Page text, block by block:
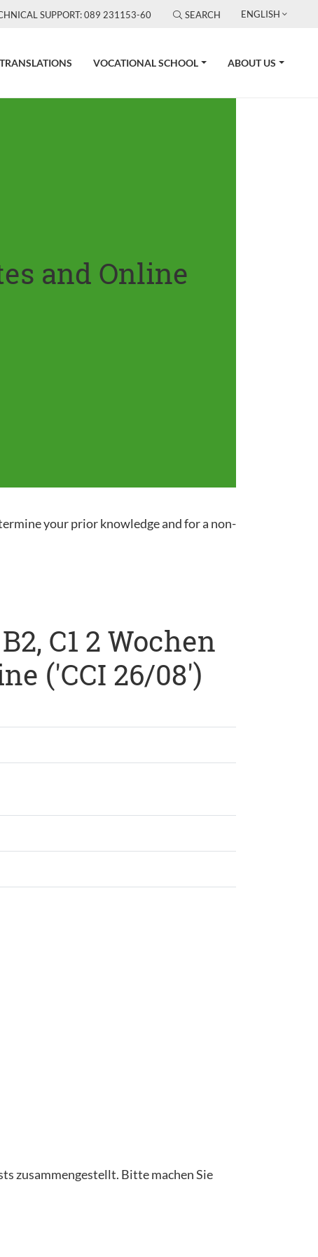
SUPPORT: 089 231153-60 SEARCH ENGLISH
TRANSLATIONS VOCATIONAL SCHOOL ABOUT US
and Online
your prior knowledge and for a non-
C1 2 Wochen
('CCI 26/08')
zusammengestellt. Bitte machen Sie